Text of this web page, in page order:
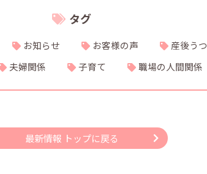
タグ
お知らせ お客様の声 産後うつ
夫婦関係 子育て 職場の人間関係
最新情報 トップに戻る